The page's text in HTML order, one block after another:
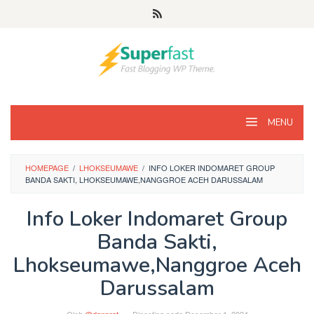
MENU
HOMEPAGE / LHOKSEUMAWE / INFO LOKER INDOMARET GROUP
BANDA SAKTI, LHOKSEUMAWE,NANGGROE ACEH DARUSSALAM
Info Loker Indomaret Group
Banda Sakti,
Lhokseumawe,Nanggroe Aceh
Darussalam